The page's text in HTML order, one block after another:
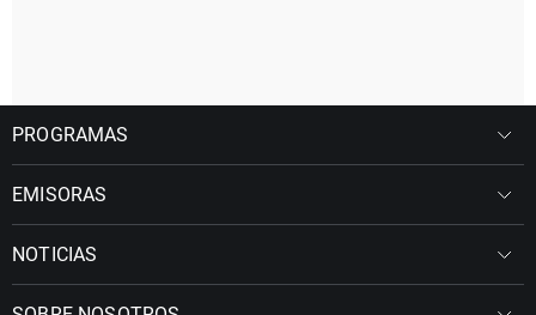
PROGRAMAS
EMISORAS
NOTICIAS